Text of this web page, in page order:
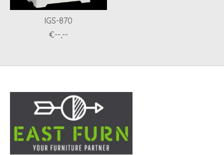
IGS-870
€--,--